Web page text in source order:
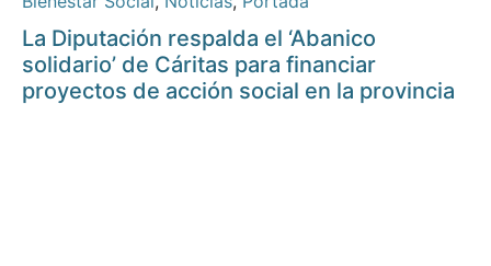
La Diputación respalda el ‘Abanico
solidario’ de Cáritas para financiar
proyectos de acción social en la provincia